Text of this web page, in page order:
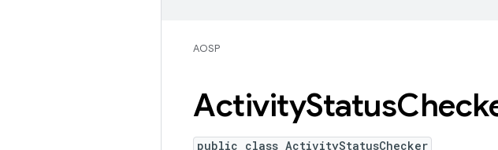
AOSP
ActivityStatus
public class ActivityStatusChecker